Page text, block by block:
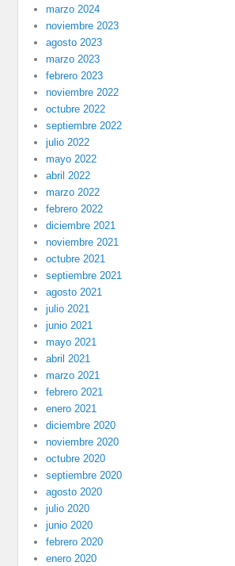
marzo 2024
noviembre 2023
agosto 2023
marzo 2023
febrero 2023
noviembre 2022
octubre 2022
septiembre 2022
julio 2022
mayo 2022
abril 2022
marzo 2022
febrero 2022
diciembre 2021
noviembre 2021
octubre 2021
septiembre 2021
agosto 2021
julio 2021
junio 2021
mayo 2021
abril 2021
marzo 2021
febrero 2021
enero 2021
diciembre 2020
noviembre 2020
octubre 2020
septiembre 2020
agosto 2020
julio 2020
junio 2020
febrero 2020
enero 2020